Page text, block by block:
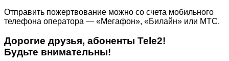
Отправить пожертвование можно со счета мобильного
телефона оператора — «Мегафон», «Билайн» или МТС.
Дорогие друзья, абоненты Tele2!
Будьте внимательны!